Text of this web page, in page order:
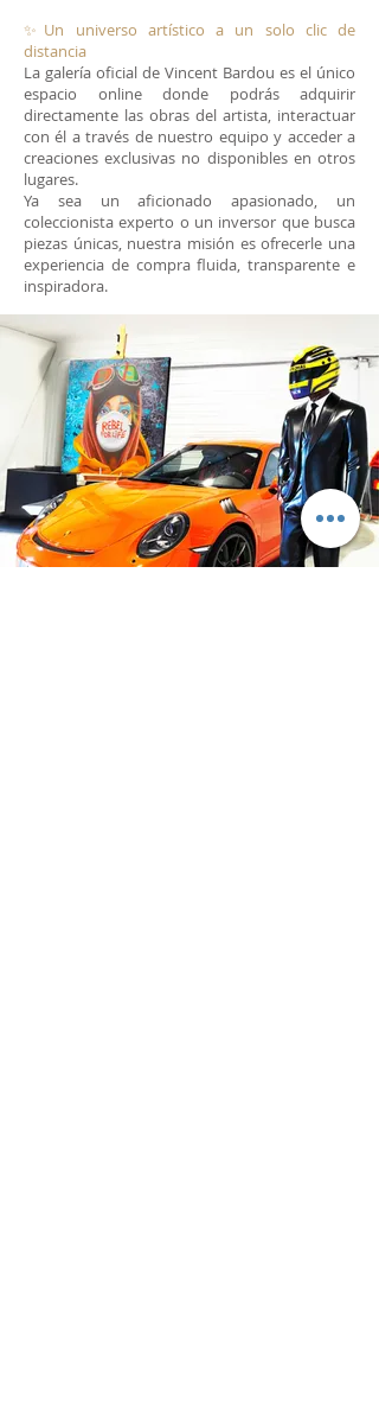
✨Un universo artístico a un solo clic de
distancia
La galería oficial de Vincent Bardou es el único
espacio online donde podrás adquirir
directamente las obras del artista, interactuar
con él a través de nuestro equipo y acceder a
creaciones exclusivas no disponibles en otros
lugares.
Ya sea un aficionado apasionado, un
coleccionista experto o un inversor que busca
piezas únicas, nuestra misión es ofrecerle una
experiencia de compra fluida, transparente e
inspiradora.